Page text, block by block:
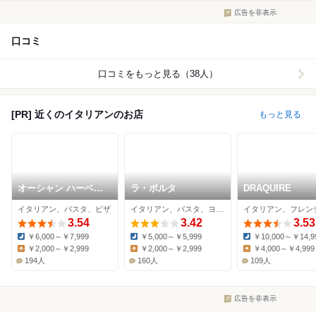
広告を非表示
口コミ
口コミをもっと見る（38人）
[PR] 近くのイタリアンのお店 もっと見る
オーシャン ハーベス
ト ココモ
イタリアン、パスタ、ピザ
3.54
Dinner:
￥6,000～￥7,999
￥2,000～￥2,999
194人
ラ・ポルタ
3.42
Dinner:
￥5,000～￥5,999
￥2,000～￥2,999
160人
DRAQUIRE
イタリアン、フレン
3.53
Dinner:
￥10,000～￥
￥4,000～￥4,999
109人
広告を非表示